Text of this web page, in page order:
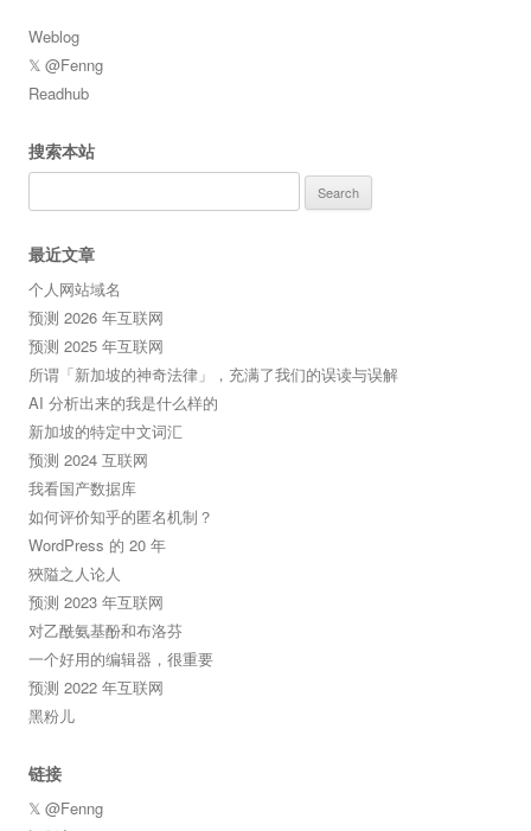
Weblog
𝕏 @Fenng
Readhub
搜索本站
for:
最近文章
个人网站域名
预测 2026 年互联网
预测 2025 年互联网
所谓「新加坡的神奇法律」，充满了我们的误读与误解
AI 分析出来的我是什么样的
新加坡的特定中文词汇
预测 2024 互联网
我看国产数据库
如何评价知乎的匿名机制？
WordPress 的 20 年
狹隘之人论人
预测 2023 年互联网
对乙酰氨基酚和布洛芬
一个好用的编辑器，很重要
预测 2022 年互联网
黑粉儿
链接
𝕏 @Fenng